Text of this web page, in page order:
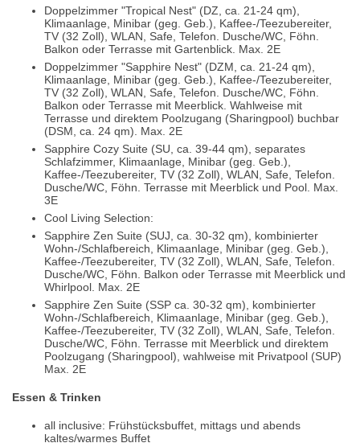
Doppelzimmer "Tropical Nest" (DZ, ca. 21-24 qm),
Klimaanlage, Minibar (geg. Geb.), Kaffee-/Teezubereiter,
TV (32 Zoll), WLAN, Safe, Telefon. Dusche/WC, Föhn.
Balkon oder Terrasse mit Gartenblick. Max. 2E
Doppelzimmer "Sapphire Nest" (DZM, ca. 21-24 qm),
Klimaanlage, Minibar (geg. Geb.), Kaffee-/Teezubereiter,
TV (32 Zoll), WLAN, Safe, Telefon. Dusche/WC, Föhn.
Balkon oder Terrasse mit Meerblick. Wahlweise mit
Terrasse und direktem Poolzugang (Sharingpool) buchbar
(DSM, ca. 24 qm). Max. 2E
Sapphire Cozy Suite (SU, ca. 39-44 qm), separates
Schlafzimmer, Klimaanlage, Minibar (geg. Geb.),
Kaffee-/Teezubereiter, TV (32 Zoll), WLAN, Safe, Telefon.
Dusche/WC, Föhn. Terrasse mit Meerblick und Pool. Max.
3E
Cool Living Selection:
Sapphire Zen Suite (SUJ, ca. 30-32 qm), kombinierter
Wohn-/Schlafbereich, Klimaanlage, Minibar (geg. Geb.),
Kaffee-/Teezubereiter, TV (32 Zoll), WLAN, Safe, Telefon.
Dusche/WC, Föhn. Balkon oder Terrasse mit Meerblick und
Whirlpool. Max. 2E
Sapphire Zen Suite (SSP ca. 30-32 qm), kombinierter
Wohn-/Schlafbereich, Klimaanlage, Minibar (geg. Geb.),
Kaffee-/Teezubereiter, TV (32 Zoll), WLAN, Safe, Telefon.
Dusche/WC, Föhn. Terrasse mit Meerblick und direktem
Poolzugang (Sharingpool), wahlweise mit Privatpool (SUP)
Max. 2E
Essen & Trinken
all inclusive: Frühstücksbuffet, mittags und abends
kaltes/warmes Buffet